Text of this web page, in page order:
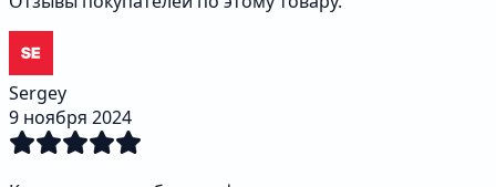
Sergey
9 ноября 2024